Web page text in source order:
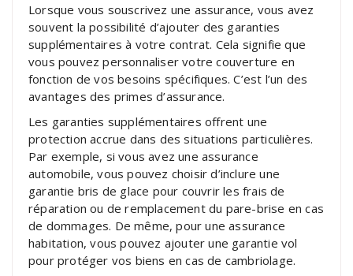
Lorsque vous souscrivez une assurance, vous avez
souvent la possibilité d’ajouter des garanties
supplémentaires à votre contrat. Cela signifie que
vous pouvez personnaliser votre couverture en
fonction de vos besoins spécifiques. C’est l’un des
avantages des primes d’assurance.
Les garanties supplémentaires offrent une
protection accrue dans des situations particulières.
Par exemple, si vous avez une assurance
automobile, vous pouvez choisir d’inclure une
garantie bris de glace pour couvrir les frais de
réparation ou de remplacement du pare-brise en cas
de dommages. De même, pour une assurance
habitation, vous pouvez ajouter une garantie vol
pour protéger vos biens en cas de cambriolage.